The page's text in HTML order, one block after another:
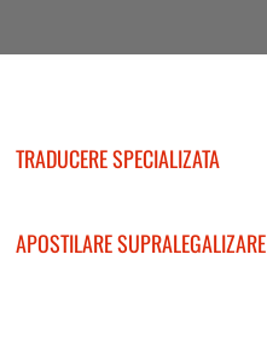
TRADUCERE SPECIALIZATA
APOSTILARE SUPRALEGALIZARE